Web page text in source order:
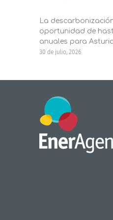
La
oportunidad de
anuales para
30 de julio, 2026